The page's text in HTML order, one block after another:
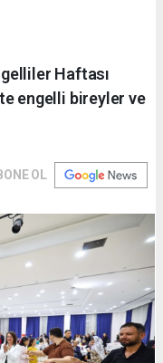
Haftası
engelli bireyler ve
OL